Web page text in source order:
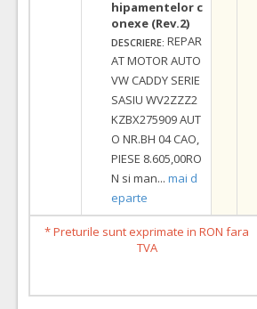
hipamentelor c
onexe (Rev.2)
DESCRIERE: REPAR
AT MOTOR AUTO
VW CADDY SERIE
SASIU WV2ZZZ2
KZBX275909 AUT
O NR.BH 04 CAO,
PIESE 8.605,00RO
N si man... mai d
eparte
* Preturile sunt exprimate in RON fara
TVA